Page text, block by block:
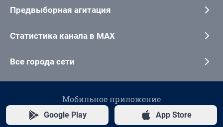
Предвыборная агитация
Статистика канала в MAX
Все города сети
Мобильное приложение
Google Play App Store